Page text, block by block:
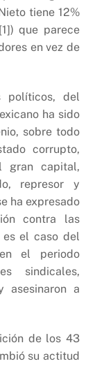
tiene 12%
que parece
en vez de
políticos, del
ha sido
sobre todo
corrupto,
gran capital,
represor y
ha expresado
contra las
es el caso del
el periodo
sindicales,
asesinaron a
de los 43
su actitud